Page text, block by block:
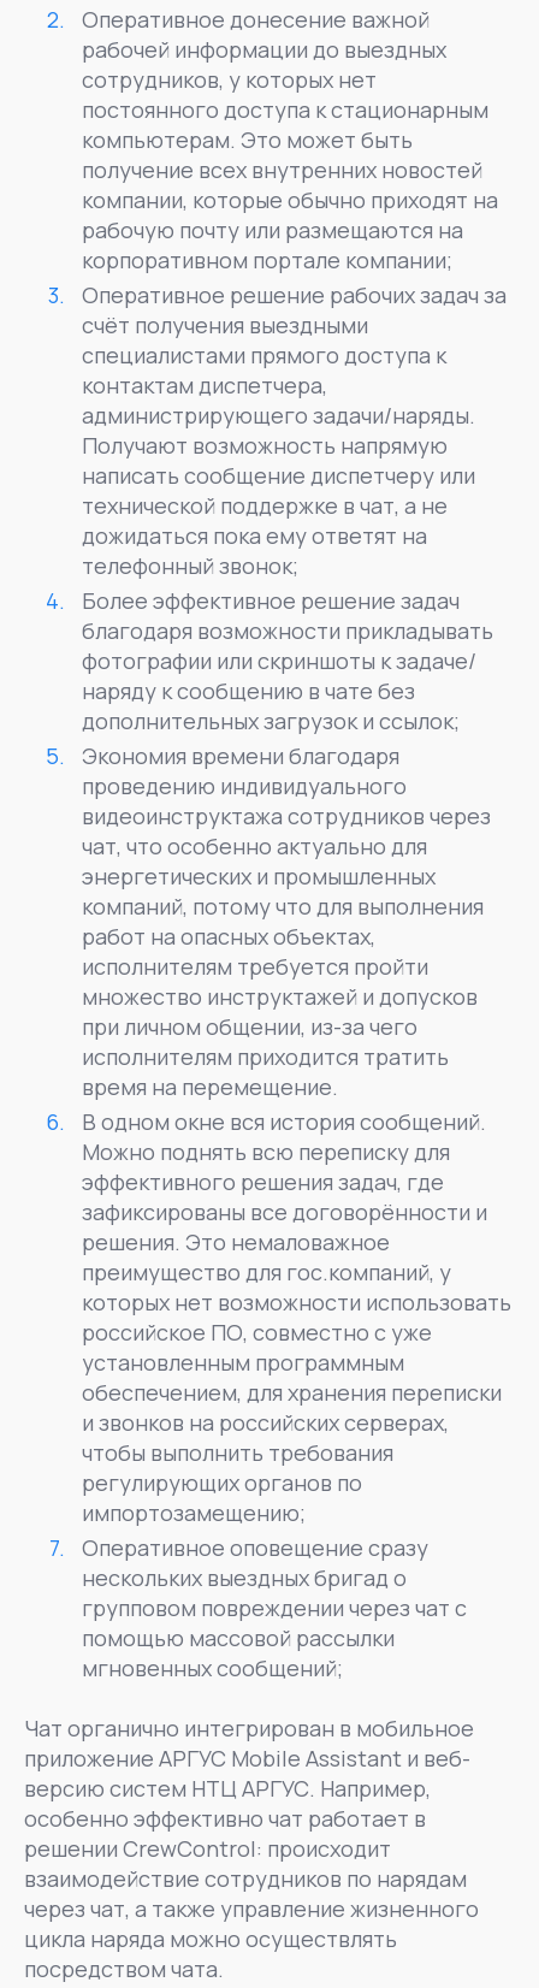
Оперативное донесение важной
рабочей информации до выездных
сотрудников, у которых нет
постоянного доступа к стационарным
компьютерам. Это может быть
получение всех внутренних новостей
компании, которые обычно приходят на
рабочую почту или размещаются на
корпоративном портале компании;
Оперативное решение рабочих задач за
счёт получения выездными
специалистами прямого доступа к
контактам диспетчера,
администрирующего задачи/наряды.
Получают возможность напрямую
написать сообщение диспетчеру или
технической поддержке в чат, а не
дожидаться пока ему ответят на
телефонный звонок;
Более эффективное решение задач
благодаря возможности прикладывать
фотографии или скриншоты к задаче/
наряду к сообщению в чате без
дополнительных загрузок и ссылок;
Экономия времени благодаря
проведению индивидуального
видеоинструктажа сотрудников через
чат, что особенно актуально для
энергетических и промышленных
компаний, потому что для выполнения
работ на опасных объектах,
исполнителям требуется пройти
множество инструктажей и допусков
при личном общении, из-за чего
исполнителям приходится тратить
время на перемещение.
В одном окне вся история сообщений.
Можно поднять всю переписку для
эффективного решения задач, где
зафиксированы все договорённости и
решения. Это немаловажное
преимущество для гос.компаний, у
которых нет возможности использовать
российское ПО, совместно с уже
установленным программным
обеспечением, для хранения переписки
и звонков на российских серверах,
чтобы выполнить требования
регулирующих органов по
импортозамещению;
Оперативное оповещение сразу
нескольких выездных бригад о
групповом повреждении через чат с
помощью массовой рассылки
мгновенных сообщений;
Чат органично интегрирован в мобильное
приложение АРГУС Mobile Assistant и веб-
версию систем НТЦ АРГУС. Например,
особенно эффективно чат работает в
решении CrewControl: происходит
взаимодействие сотрудников по нарядам
через чат, а также управление жизненного
цикла наряда можно осуществлять
посредством чата.